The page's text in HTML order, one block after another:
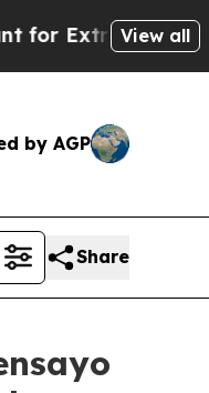
About
View all
by AGP
Share